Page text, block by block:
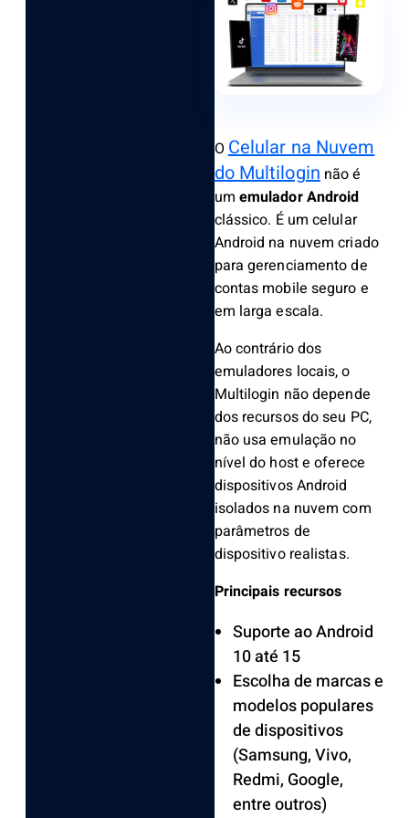
OCelular na Nuvem
do Multiloginnão é
um emulador Android
clássico. É um celular
Android na nuvem criado
para gerenciamento de
contas mobile seguro e
em larga escala.
Ao contrário dos
emuladores locais, o
Multilogin não depende
dos recursos do seu PC,
não usa emulação no
nível do host e oferece
dispositivos Android
isolados na nuvem com
parâmetros de
dispositivo realistas.
Principais recursos
Suporte ao Android
10 até 15
Escolha de marcas e
modelos populares
de dispositivos
(Samsung, Vivo,
Redmi, Google,
entre outros)